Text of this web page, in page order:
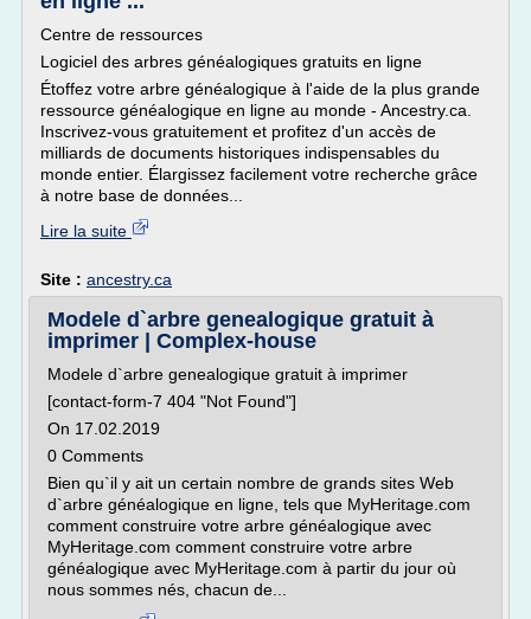
Centre de ressources
Logiciel des arbres généalogiques gratuits en ligne
Étoffez votre arbre généalogique à l'aide de la plus grande
ressource généalogique en ligne au monde - Ancestry.ca.
Inscrivez-vous gratuitement et profitez d'un accès de
milliards de documents historiques indispensables du
monde entier. Élargissez facilement votre recherche grâce
à notre base de données...
Lire la suite
Site : ancestry.ca
Modele d`arbre genealogique gratuit à
imprimer | Complex-house
Modele d`arbre genealogique gratuit à imprimer
[contact-form-7 404 "Not Found"]
On 17.02.2019
0 Comments
Bien qu`il y ait un certain nombre de grands sites Web
d`arbre généalogique en ligne, tels que MyHeritage.com
comment construire votre arbre généalogique avec
MyHeritage.com comment construire votre arbre
généalogique avec MyHeritage.com à partir du jour où
nous sommes nés, chacun de...